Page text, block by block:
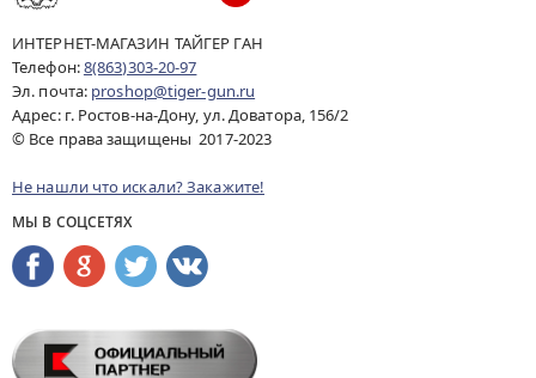
ИНТЕРНЕТ-МАГАЗИН ТАЙГЕР ГАН
Телефон:8(863)303-20-97
Эл. почта: proshop@tiger-gun.ru
Адрес: г. Ростов-на-Дону, ул. Доватора, 156/2
© Все права защищены 2017-2023
Не нашли что искали? Закажите!
МЫ В СОЦСЕТЯХ